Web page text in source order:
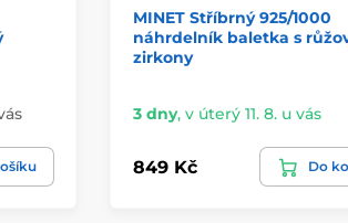
MINET Stříbrný 925/1000
náhrdelník baletka s
zirkony
3 dny, v úterý 11. 8. u vás
849 Kč Do